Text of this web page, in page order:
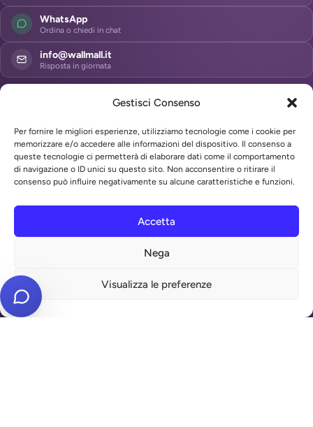
Gestisci Consenso
Per fornire le migliori esperienze, utilizziamo tecnologie come i cookie per
memorizzare e/o accedere alle informazioni del dispositivo. Il consenso a
queste tecnologie ci permetterà di elaborare dati come il comportamento
di navigazione o ID unici su questo sito. Non acconsentire o ritirare il
consenso può influire negativamente su alcune caratteristiche e funzioni.
Accetta
Nega
Visualizza le preferenze
WhatsApp
Ordina o chiedi in chat
info@wallmall.it
Risposta in giornata
WallMall.it
Registrazione N° 018179831 Ufficio Marchi Europeo
MENU